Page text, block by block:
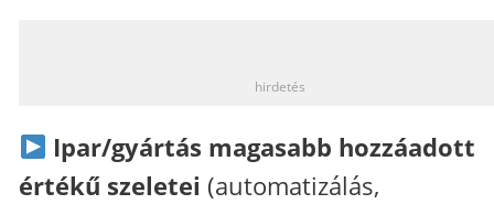
hirdetés
Ipar/gyártás magasabb hozzáadott
értékű szeletei (automatizálás,